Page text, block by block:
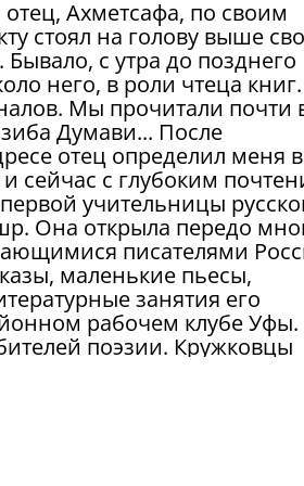
Ахметсафа, по своим
стоял на голову выше
с утра до позднего
него, в роли чтеца книг.
Мы прочитали почти
Думави... После
отец определил меня в
сейчас с глубоким
учительницы
Она открыла передо
писателями
маленькие пьесы,
занятия его
рабочем клубе
поэзии. Кружковцы